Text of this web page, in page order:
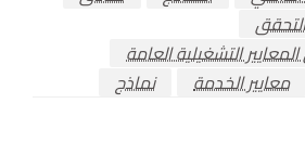
التشغيلية العامة
معايير الخدمة نماذج